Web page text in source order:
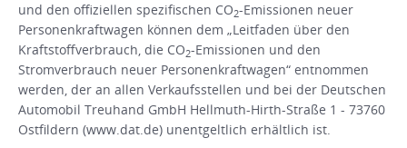
und den offiziellen spezifischen CO2-Emissionen neuer
Personenkraftwagen können dem „Leitfaden über den
Kraftstoffverbrauch, die CO2-Emissionen und den
Stromverbrauch neuer Personenkraftwagen“ entnommen
werden, der an allen Verkaufsstellen und bei der Deutschen
Automobil Treuhand GmbH Hellmuth-Hirth-Straße 1 - 73760
Ostfildern (www.dat.de) unentgeltlich erhältlich ist.